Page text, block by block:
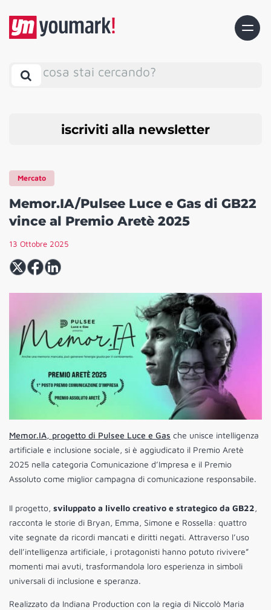
cosa stai cercando?
iscriviti alla newsletter
Mercato
Memor.IA/Pulsee Luce e Gas di GB22
vince al Premio Aretè 2025
13 Ottobre 2025
Memor.IA, progetto di Pulsee Luce e Gas che unisce intelligenza
artificiale e inclusione sociale, si è aggiudicato il Premio Aretè
2025 nella categoria Comunicazione d’Impresa e il Premio
Assoluto come miglior campagna di comunicazione responsabile.
Il progetto, sviluppato a livello creativo e strategico da GB22,
racconta le storie di Bryan, Emma, Simone e Rossella: quattro
vite segnate da ricordi mancati e diritti negati. Attraverso l’uso
dell’intelligenza artificiale, i protagonisti hanno potuto rivivere”
momenti mai avuti, trasformandola loro esperienza in simboli
universali di inclusione e speranza.
Realizzato da Indiana Production con la regia di Niccolò Maria